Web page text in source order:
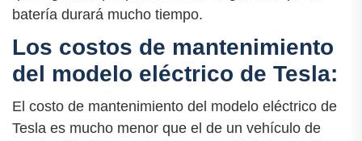
batería durará mucho tiempo.
Los costos de mantenimiento
del modelo eléctrico de Tesla:
El costo de mantenimiento del modelo eléctrico de
Tesla es mucho menor que el de un vehículo de